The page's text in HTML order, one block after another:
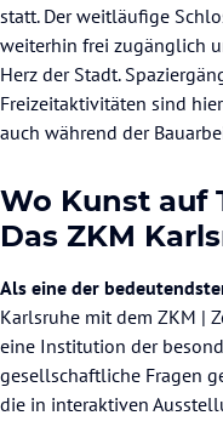
statt. Der weitläufige
weiterhin frei zugänglich
Herz der Stadt.
Freizeitaktivitäten sind
auch während der
Wo Kunst auf
Das ZKM
Als eine der
Karlsruhe mit dem ZKM |
eine Institution der
gesellschaftliche Fragen
die in interaktiven